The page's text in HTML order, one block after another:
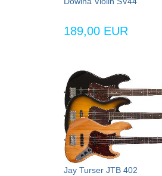
189,00 EUR
Jay Turser JTB 402